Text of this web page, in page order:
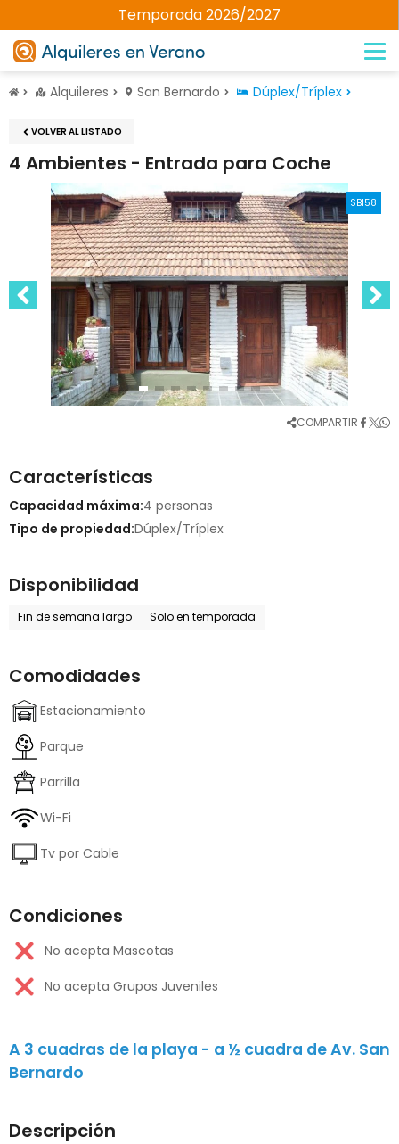
Temporada 2026/2027
Alquileres San Bernardo Dúplex/Tríplex
VOLVER AL LISTADO
4 Ambientes - Entrada para Coche
SB158
COMPARTIR
Características
Capacidad máxima:4 personas
Tipo de propiedad:Dúplex/Tríplex
Disponibilidad
Fin de semana largo Solo en temporada
Comodidades
Estacionamiento
Parque
Parrilla
Wi-Fi
Tv por Cable
Condiciones
No acepta Mascotas
No acepta Grupos Juveniles
A 3 cuadras de la playa - a ½ cuadra de Av. San
Bernardo
Descripción